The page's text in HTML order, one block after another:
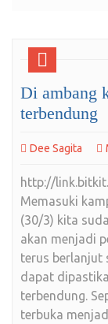
Di ambang
terbendung
Dee Sagita
http://
Memasuki
(30/3) kita
akan menjadi
terus berlanjut
dapat
terbendung.
terbuka